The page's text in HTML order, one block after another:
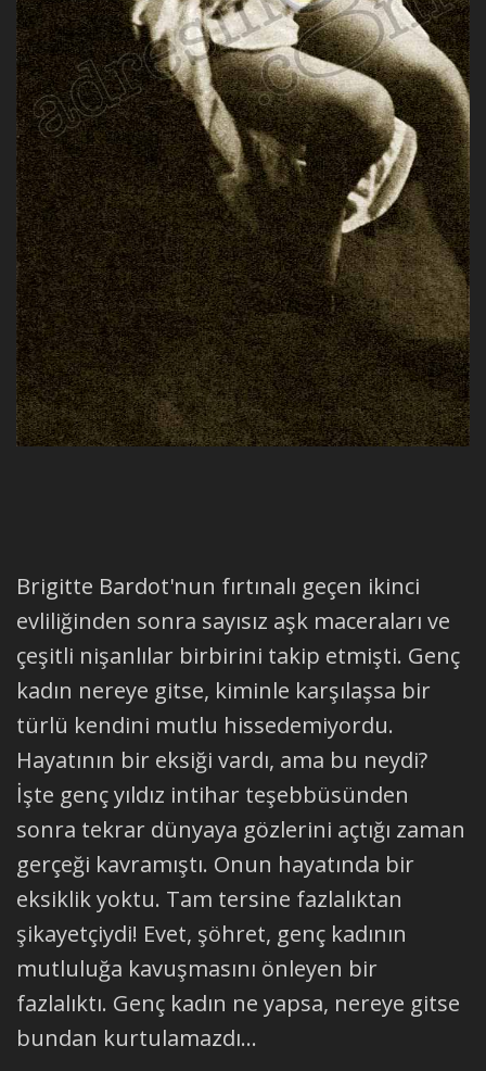
Brigitte Bardot'nun fırtınalı geçen ikinci
evliliğinden sonra sayısız aşk maceraları ve
çeşitli nişanlılar birbirini takip etmişti. Genç
kadın nereye gitse, kiminle karşılaşsa bir
türlü kendini mutlu hissedemiyordu.
Hayatının bir eksiği vardı, ama bu neydi?
İşte genç yıldız intihar teşebbüsünden
sonra tekrar dünyaya gözlerini açtığı zaman
gerçeği kavramıştı. Onun hayatında bir
eksiklik yoktu. Tam tersine fazlalıktan
şikayetçiydi! Evet, şöhret, genç kadının
mutluluğa kavuşmasını önleyen bir
fazlalıktı. Genç kadın ne yapsa, nereye gitse
bundan kurtulamazdı...